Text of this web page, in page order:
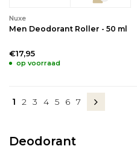
Nuxe
Men Deodorant Roller - 50 ml
€17,95
op voorraad
1 2 3 4 5 6 7
Deodorant